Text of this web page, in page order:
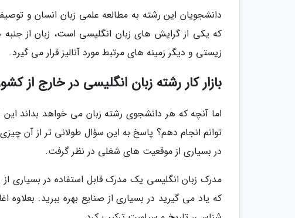
دانشجویان این رشته به مطالعه علمی زبان انسان و
که یکی از گرایش های زبان انگلیسی است، زبان از
زیستی و دیگر زمینه های مرتبط مورد آنالیز قرار می گیرد.
بازار کار رشته زبان انگلیسی در خارج از
اما آنچه که هر دانشجوی رشته زبان می خواهد بداند
توانم انجام دهم؟ پاسخ به این سؤال طولانی تر از آن
در بسیاری از موقعیت های شغلی در نظر گرفت.
مدرک زبان انگلیسی یک مدرک قابل استفاده در بسیاری
که یاد می گیرید در بسیاری از صنایع بهره ببرید.